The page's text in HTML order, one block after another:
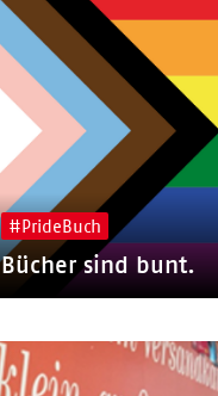
#PrideBuch
Bücher sind bunt.